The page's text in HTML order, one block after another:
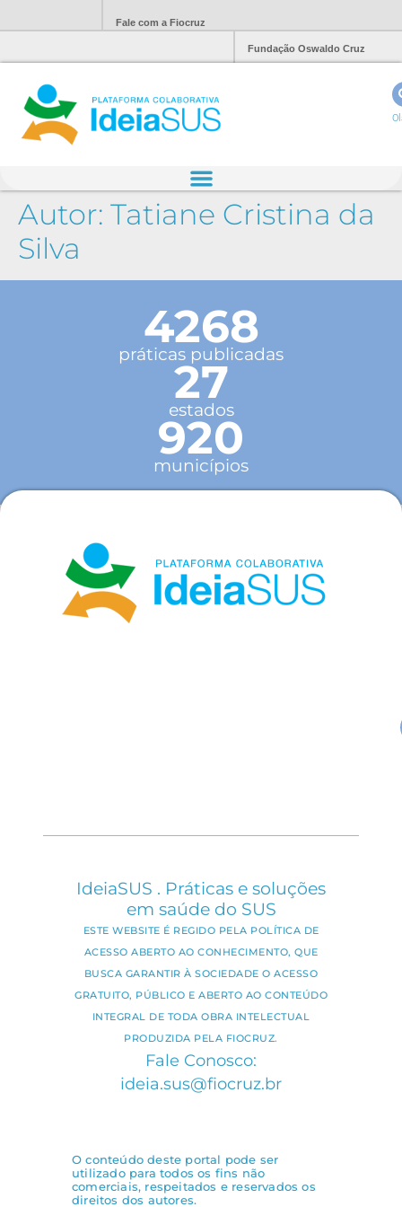
Fale com a Fiocruz
Fundação Oswaldo Cruz
Autor: Tatiane Cristina da
Silva
4268
práticas publicadas
27
estados
920
municípios
IdeiaSUS . Práticas e soluções
em saúde do SUS
ESTE WEBSITE É REGIDO PELA POLÍTICA DE
ACESSO ABERTO AO CONHECIMENTO, QUE
BUSCA GARANTIR À SOCIEDADE O ACESSO
GRATUITO, PÚBLICO E ABERTO AO CONTEÚDO
INTEGRAL DE TODA OBRA INTELECTUAL
PRODUZIDA PELA FIOCRUZ.
Fale Conosco:
ideia.sus@fiocruz.br
O conteúdo deste portal pode ser
utilizado para todos os fins não
comerciais, respeitados e reservados os
direitos dos autores.